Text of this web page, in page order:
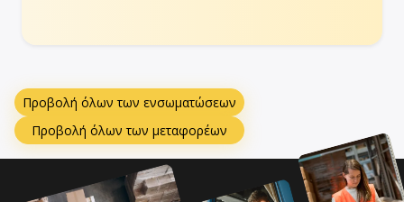
Προβολή όλων των ενσωματώσεων
Προβολή όλων των μεταφορέων